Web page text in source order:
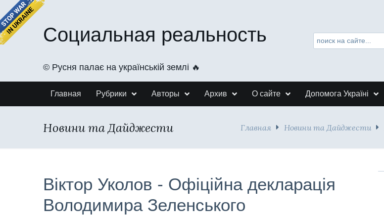
Социальная реальность
©️ Русня палає на українській землі 🔥
Главная Рубрики Авторы Архив О сайте Допомога Україні
Новини та Дайджести Главная Новини та Дайджести
Віктор Уколов - Офіційна декларація
Володимира Зеленського